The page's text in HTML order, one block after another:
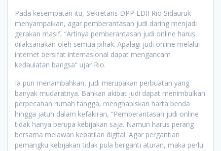
Pada kesempatan itu, Sekretaris DPP LDII Rio Sidauruk
menyampaikan, agar pemberantasan judi daring menjadi
gerakan masif, “Artinya pemberantasan judi online harus
dilaksanakan oleh semua pihak. Apalagi judi online melalui
internet bersifat internasional dapat mengancam
kedaulatan bangsa” ujar Rio.
Ia pun menambahkan, judi merupakan perbuatan yang
banyak mudaratnya. Bahkan akibat judi dapat menimbulkan
perpecahan rumah tangga, menghabiskan harta benda
hingga jatuh dalam kefakiran, “Pemberantasan judi online
tidak hanya berupa kebijakan saja. Namun harus perang
bersama melawan kebatilan digital. Agar pergantian
pemangku kebijakan tidak pula berganti aturan, maka perlu